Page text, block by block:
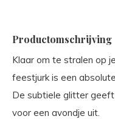
Productomschrijving
Klaar om te stralen op
feestjurk is een
De subtiele glitter
voor een avondje uit.